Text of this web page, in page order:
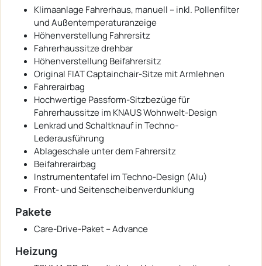
Klimaanlage Fahrerhaus, manuell – inkl. Pollenfilter
und Außentemperaturanzeige
Höhenverstellung Fahrersitz
Fahrerhaussitze drehbar
Höhenverstellung Beifahrersitz
Original FIAT Captainchair-Sitze mit Armlehnen
Fahrerairbag
Hochwertige Passform-Sitzbezüge für
Fahrerhaussitze im KNAUS Wohnwelt-Design
Lenkrad und Schaltknauf in Techno-
Lederausführung
Ablageschale unter dem Fahrersitz
Beifahrerairbag
Instrumententafel im Techno-Design (Alu)
Front- und Seitenscheibenverdunklung
Pakete
Care-Drive-Paket – Advance
Heizung